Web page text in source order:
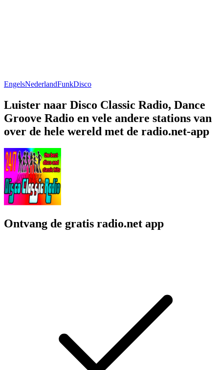
EngelsNederlandFunkDisco
Luister naar Disco Classic Radio, Dance
Groove Radio en vele andere stations van
over de hele wereld met de radio.net-app
Ontvang de gratis radio.net app